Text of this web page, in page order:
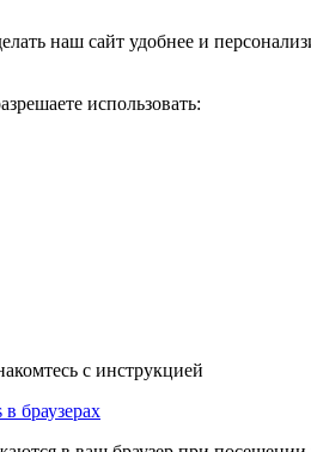
наш сайт удобнее и
использовать:
с инструкцией
браузерах